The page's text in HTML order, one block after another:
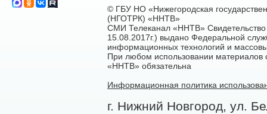
© ГБУ НО «Нижегородская
(НГОТРК) «ННТВ»
СМИ Телеканал «ННТВ»
15.08.2017г.) выдано Федеральной
информационных технологий и
При любом использовании материалов
«ННТВ» обязательна
Информационная политика
г. Нижний Новгород, ул.